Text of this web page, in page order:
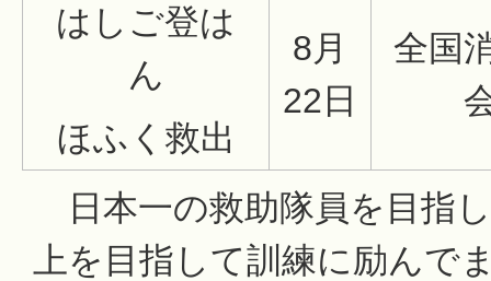
はしご登は
ん
ほふく救出
8月
22日
全国
日本一の救助隊員を目指
上を目指して訓練に励んで